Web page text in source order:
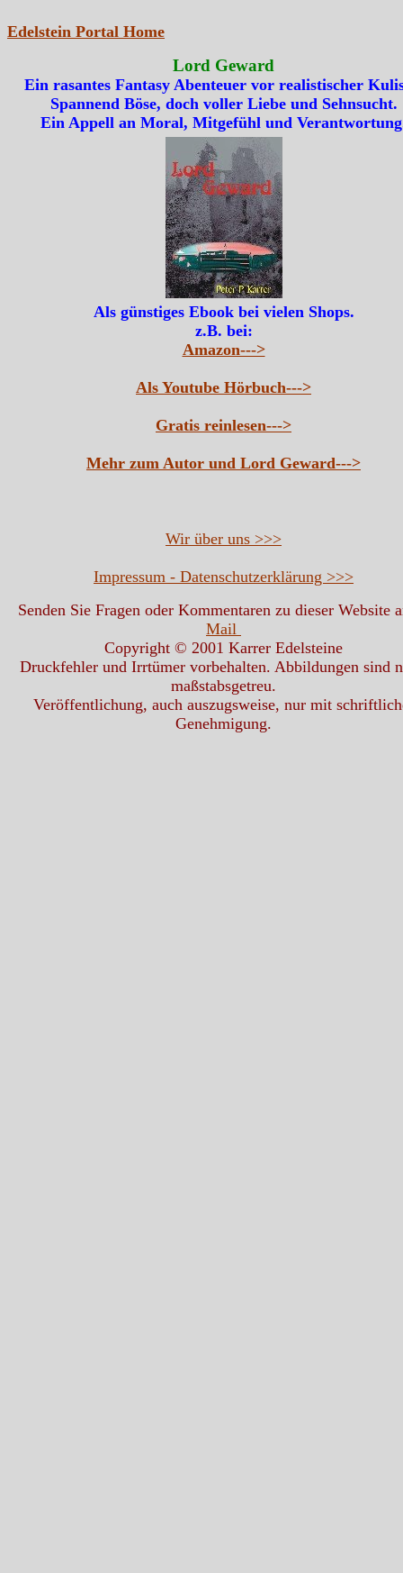
Edelstein Portal Home
Lord Geward
Ein rasantes Fantasy Abenteuer vor realistischer
Spannend Böse, doch voller Liebe und Sehnsucht.
Ein Appell an Moral, Mitgefühl und
Als günstiges Ebook bei vielen Shops.
z.B. bei:
Amazon--->
Als Youtube Hörbuch--->
Gratis reinlesen--->
Mehr zum Autor und Lord Geward--->
Wir über uns >>>
Impressum - Datenschutzerklärung >>>
Senden Sie Fragen oder Kommentaren zu dieser Website
Mail
Copyright © 2001 Karrer Edelsteine
Druckfehler und Irrtümer vorbehalten. Abbildungen sind
maßstabsgetreu.
Veröffentlichung, auch auszugsweise, nur mit
Genehmigung.